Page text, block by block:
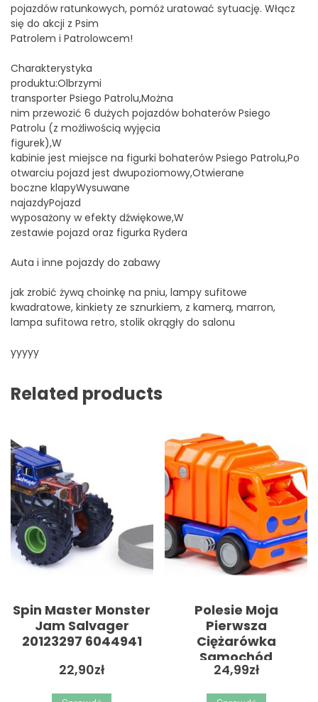
pojazdów ratunkowych, pomóż uratować sytuację. Włącz
się do akcji z Psim
Patrolem i Patrolowcem!
Charakterystyka
produktu:Olbrzymi
transporter Psiego Patrolu,Można
nim przewozić 6 dużych pojazdów bohaterów Psiego
Patrolu (z możliwością wyjęcia
figurek),W
kabinie jest miejsce na figurki bohaterów Psiego Patrolu,Po
otwarciu pojazd jest dwupoziomowy,Otwierane
boczne klapyWysuwane
najazdyPojazd
wyposażony w efekty dźwiękowe,W
zestawie pojazd oraz figurka Rydera
Auta i inne pojazdy do zabawy
jak zrobić żywą choinkę na pniu, lampy sufitowe
kwadratowe, kinkiety ze sznurkiem, z kamerą, marron,
lampa sufitowa retro, stolik okrągły do salonu
yyyyy
Related products
Spin Master Monster
Jam Salvager
20123297 6044941
22,90zł
Polesie Moja
Pierwsza
Ciężarówka
Samochód
Komunalny
24,99zł